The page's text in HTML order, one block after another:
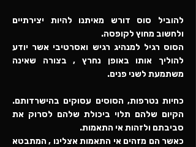
להוביל סוס דורש מאיתנו להיות יצירתיים
ולחשוב מחוץ לקופסה.
הסוס רגיל למנהיג רגיש ואסרטיבי אשר יודע
להוליך אותו באופן נחרץ , בצורה שאינה
משתמעת לשני פנים.
כחיות נטרפות, הסוסים עסוקים בהישרדותם.
הקיום שלהם תלוי ביכולת שלהם לסרוק את
סביבתם ולזהות אי התאמות.
כאשר הם מזהים אי התאמות אצלינו , המתבטא